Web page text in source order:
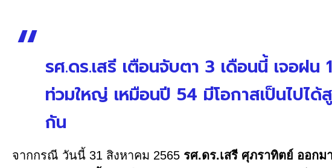
รศ.ดร.เสรี เตือนจับตา 3 เดือนนี้ เจอฝน
ท่วมใหญ่ เหมือนปี 54 มีโอกาสเป็นไปได้
กัน
จากกรณี วันนี้ 31 สิงหาคม 2565 รศ.ดร.เสรี ศุภราทิตย์ ออกม